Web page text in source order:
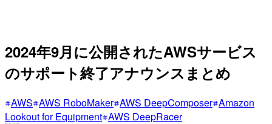
2024年9月に公開されたAWSサービス
のサポート終了アナウンスまとめ
AWS AWS RoboMaker AWS DeepComposer Amazon
Lookout for Equipment AWS DeepRacer